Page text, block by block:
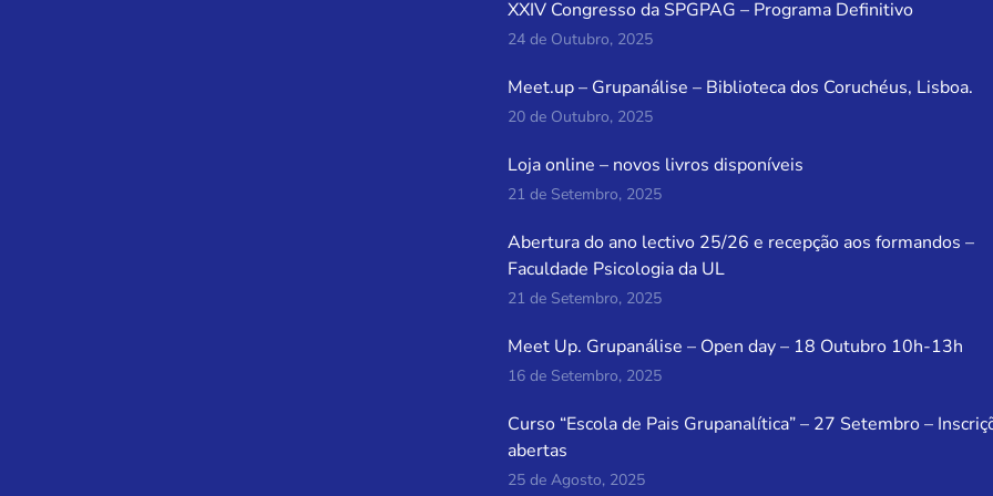
XXIV Congresso da SPGPAG – Programa Definitivo
24 de Outubro, 2025
Meet.up – Grupanálise – Biblioteca dos Coruchéus, Lisboa.
20 de Outubro, 2025
Loja online – novos livros disponíveis
21 de Setembro, 2025
Abertura do ano lectivo 25/26 e recepção aos formandos –
Faculdade Psicologia da UL
21 de Setembro, 2025
Meet Up. Grupanálise – Open day – 18 Outubro 10h-13h
16 de Setembro, 2025
Curso “Escola de Pais Grupanalítica” – 27 Setembro –
abertas
25 de Agosto, 2025